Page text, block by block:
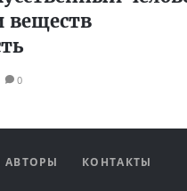
веществ
0
КОНТАКТЫ